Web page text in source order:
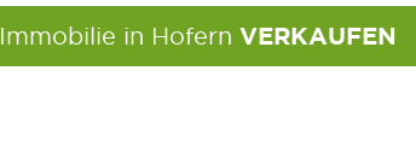
Immobilie in Hofern VERKAUFEN